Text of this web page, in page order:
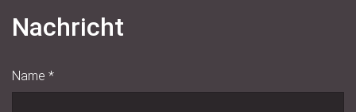
Nachricht
Name *